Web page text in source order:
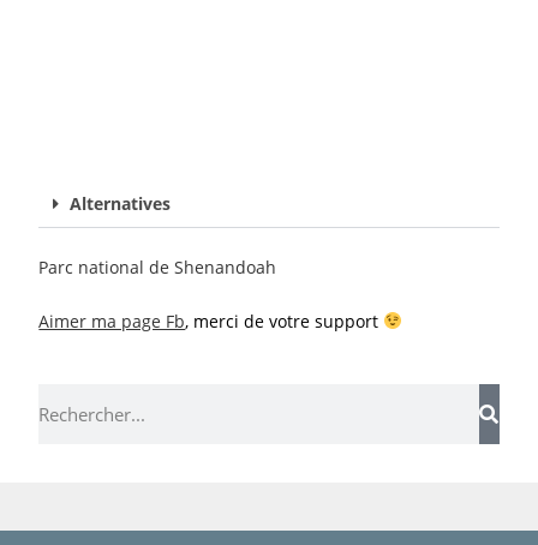
Alternatives
Parc national de Shenandoah
Aimer ma page Fb, merci de votre support